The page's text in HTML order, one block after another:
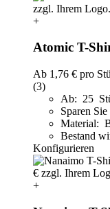
+
Atomic T-
Ab 1,76 € pro
(3)
Ab: 25
Sparen
Material:
Bestand
Konfigurieren
+